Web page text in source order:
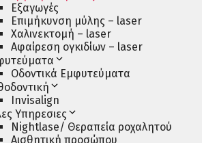
Εξαγωγές
Επιμήκυνση μύλης – laser
Χαλινεκτομή – laser
Αφαίρεση ογκιδίων – laser
Οδοντικά Εμφυτεύματα
Invisalign
Υπηρεσιες
Nightlase/ Θεραπεία ροχαλητού
Αισθητική προσώπου